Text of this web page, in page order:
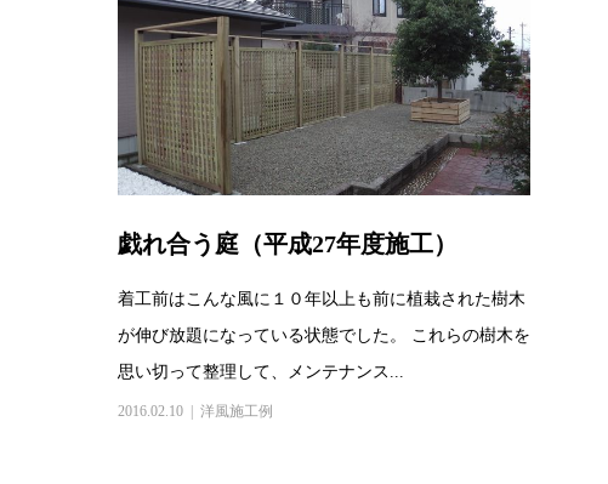
戯れ合う庭（平成27年度施工）
着工前はこんな風に１０年以上も前に植栽された樹木
が伸び放題になっている状態でした。 これらの樹木を
思い切って整理して、メンテナンス...
2016.02.10 洋風施工例